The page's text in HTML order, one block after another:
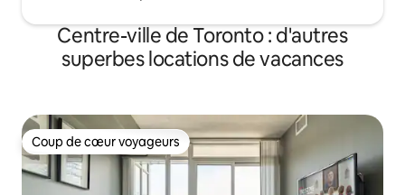
Centre-ville de Toronto : d'autres
superbes locations de vacances
Coup de cœur voyageurs
Coup de cœur voyageurs